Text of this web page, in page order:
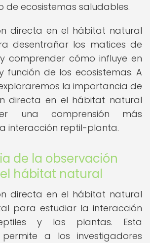
de ecosistemas saludables.
directa en el hábitat natural
desentrañar los matices de
comprender cómo influye en
función de los ecosistemas. A
la importancia de
directa en el hábitat natural
una comprensión más
interacción reptil-planta.
de la observación
hábitat natural
directa en el hábitat natural
para estudiar la interacción
y las plantas. Esta
a los investigadores